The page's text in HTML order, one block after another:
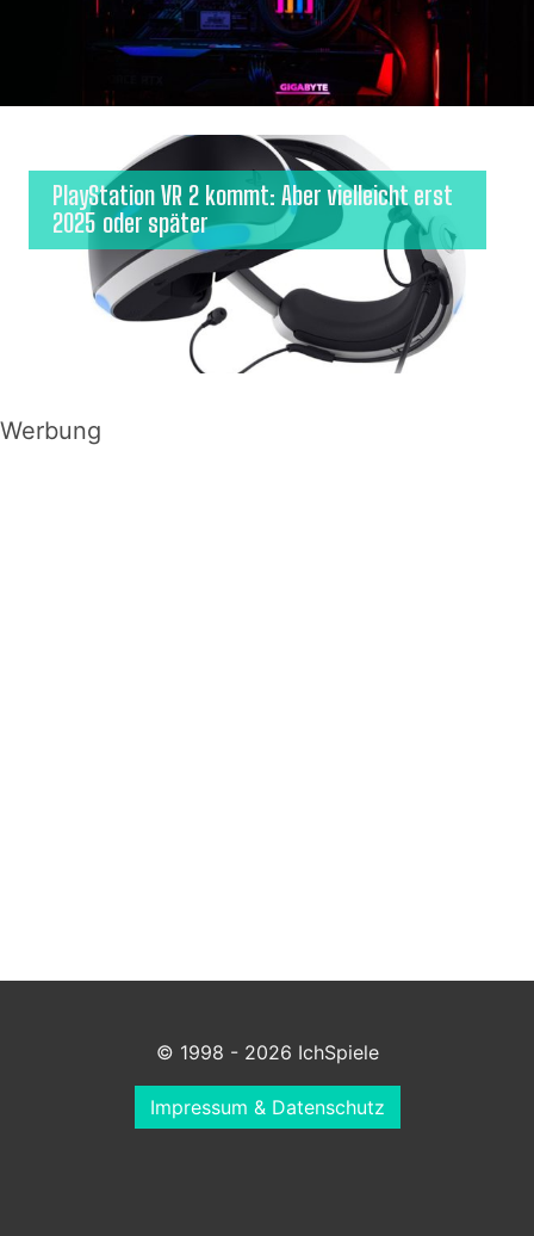
PlayStation VR 2 kommt: Aber vielleicht erst
2025 oder später
Werbung
© 1998 - 2026 IchSpiele
Impressum & Datenschutz